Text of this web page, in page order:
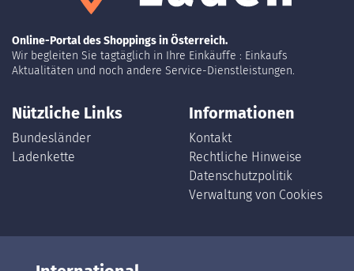
Online-Portal des Shoppings in Österreich.
Wir begleiten Sie tagtäglich in Ihre Einkäuffe : Einkaufs
Aktualitäten und noch andere Service-Dienstleistungen.
Nützliche Links
Bundesländer
Ladenkette
Informationen
Kontakt
Rechtliche Hinweise
Datenschutzpolitik
Verwaltung von Cookies